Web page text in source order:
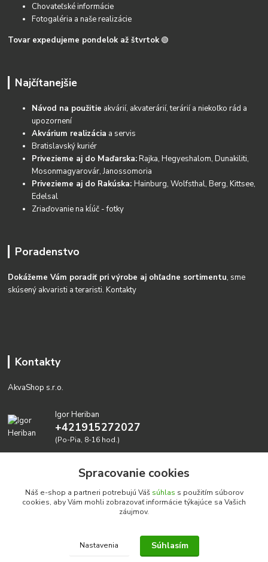
Chovateľské informácie
Fotogaléria a naše realizácie
Tovar expedujeme pondelok až štvrtok 🟢
Najčítanejšie
Návod na použitie akvárií, akvaterárií, terárií a niekoľko rád a
upozornení
Akvárium realizácia a servis
Bratislavský kuriér
Privezieme aj do Maďarska:Rajka, Hegyeshalom, Dunakiliti,
Mosonmagyarovár, Janossomoria
Privezieme aj do Rakúska:Hainburg, Wolfsthal, Berg, Kittsee,
Edelsal
Zriaďovanie na kĺúč - fotky
Poradenstvo
Dokážeme Vám poradiť pri výrobe aj ohľadne sortimentu, sme
skúsený akvaristi a teraristi.Kontakty
Kontakty
AkvaShop s.r.o.
Igor Heriban
+421915272027
(Po-Pia, 8-16 hod.)
Realizujeme prírodné akvária: AkvaShop s.r.o. • IBAN:
SK3911000000002947087849
Spracovanie cookies
Náš e-shop a partneri potrebujú Váš súhlas s použitím súborov
cookies, aby Vám mohli zobrazovať informácie týkajúce sa Vašich
záujmov.
Nastavenia Súhlasím